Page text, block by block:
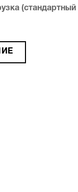
(стандартный